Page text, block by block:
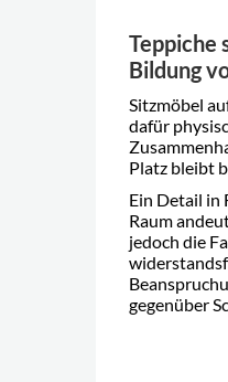
Teppiche
Bildung
Sitzmöbel
dafür
Platz bleibt
Ein Detail in
Raum
jedoch die
gegenüber